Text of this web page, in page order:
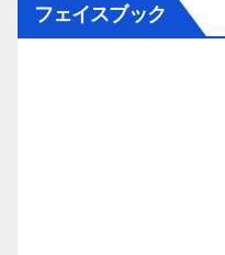
フェイスブック